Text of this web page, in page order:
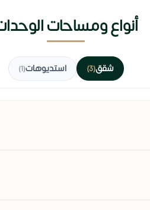
أنواع ومساحات
شقق(3) استديوهات(1)